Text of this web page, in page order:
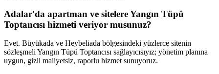
Adalar'da apartman ve sitelere Yangın Tüpü
Toptancısı hizmeti veriyor musunuz?
Evet. Büyükada ve Heybeliada bölgesindeki yüzlerce sitenin
sözleşmeli Yangın Tüpü Toptancısı sağlayıcısıyız; yönetim planına
uygun, gizli maliyetsiz, raporlu hizmet sunuyoruz.